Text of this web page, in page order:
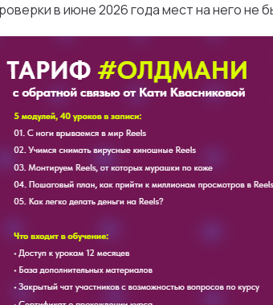
в июне 2026 года мест на него не